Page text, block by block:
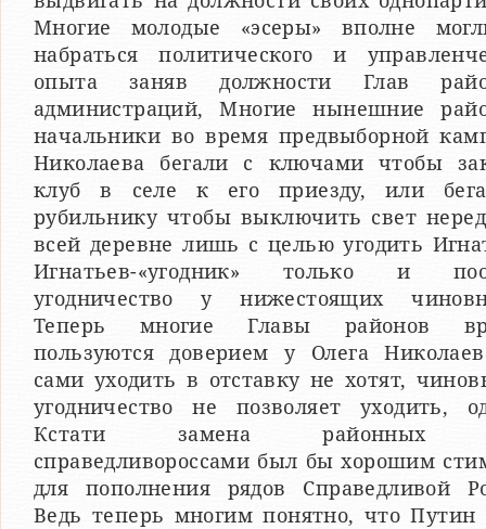
Многие молодые «эсеры» вполне
набраться политического и
опыта заняв должности Глав
администраций, Многие нынешние
начальники во время предвыборной
Николаева бегали с ключами чтобы
клуб в селе к его приезду, или
рубильнику чтобы выключить свет
всей деревне лишь с целью угодить
Игнатьев-«угодник» только и
угодничество у нижестоящих
Теперь многие Главы районов
пользуются доверием у Олега
сами уходить в отставку не хотят,
угодничество не позволяет уходить,
Кстати замена районных
справедливороссами был бы хорошим
для пополнения рядов Справедливой
Ведь теперь многим понятно, что Путин